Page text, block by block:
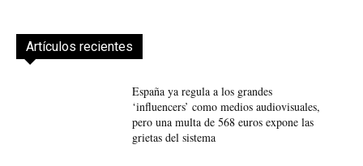
Artículos recientes
España ya regula a los grandes
‘influencers’ como medios audiovisuales,
pero una multa de 568 euros expone las
grietas del sistema